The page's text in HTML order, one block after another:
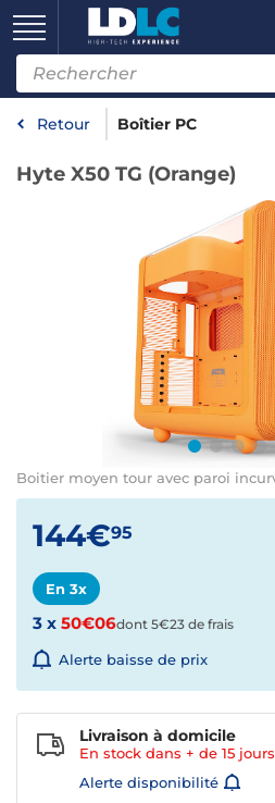
Retour Boîtier PC
Hyte X50 TG (Orange)
Boitier moyen tour avec paroi
144€95
En 3x
3 x 50€06dont 5€23 de frais
Alerte baisse de prix
Livraison à domicile
En stock dans + de 15 jours
Alerte disponibilité